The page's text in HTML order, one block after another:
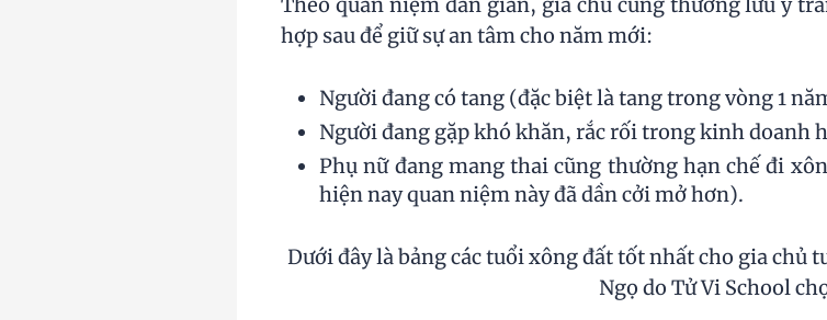
Theo quan niệm dân gian, gia chủ cũng thường lưu ý
hợp sau để giữ sự an tâm cho năm mới:
Người đang có tang (đặc biệt là tang trong vòng 1
Người đang gặp khó khăn, rắc rối trong kinh doanh
Phụ nữ đang mang thai cũng thường hạn chế đi
hiện nay quan niệm này đã dần cởi mở hơn).
Dưới đây là bảng các tuổi xông đất tốt nhất cho gia chủ
Ngọ do Tử Vi School